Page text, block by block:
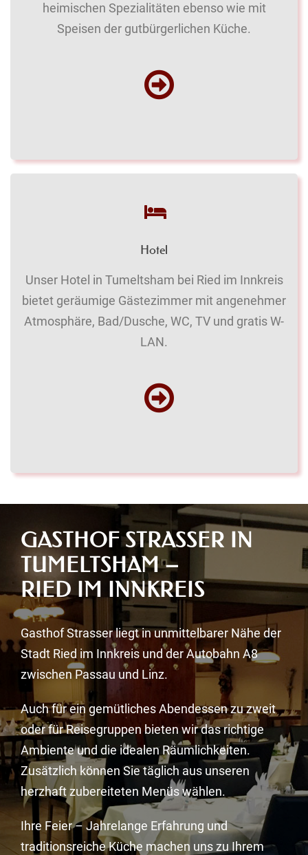
heimischen Spezialitäten ebenso wie mit
Speisen der gutbürgerlichen Küche.
Hotel
Unser Hotel in Tumeltsham bei Ried im Innkreis
bietet geräumige Gästezimmer mit angenehmer
Atmosphäre, Bad/Dusche, WC, TV und gratis W-
LAN.
GASTHOF STRASSER IN
TUMELTSHAM –
RIED IM INNKREIS
Gasthof Strasser liegt in unmittelbarer Nähe der
Stadt Ried im Innkreis und der Autobahn A8
zwischen Passau und Linz.
Auch für ein gemütliches Abendessen zu zweit
oder für Reisegruppen bieten wir das richtige
Ambiente und die idealen Räumlichkeiten.
Zusätzlich können Sie täglich aus unseren
herzhaft zubereiteten Menüs wählen.
Ihre Feier – Jahrelange Erfahrung und
traditionsreiche Küche machen uns zu Ihrem